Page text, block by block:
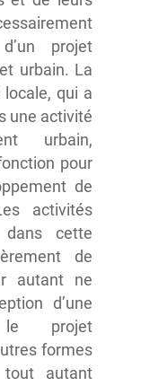
projet
urbain. La
qui a
une activité
urbain,
pour
de
activités
dans cette
de
autant ne
d’une
projet
formes
autant